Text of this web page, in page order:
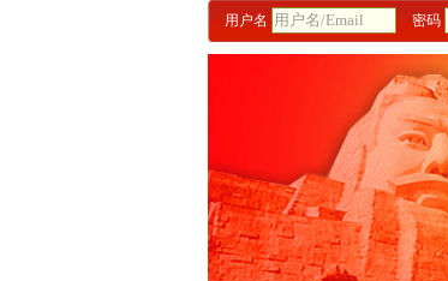
用户名 密码